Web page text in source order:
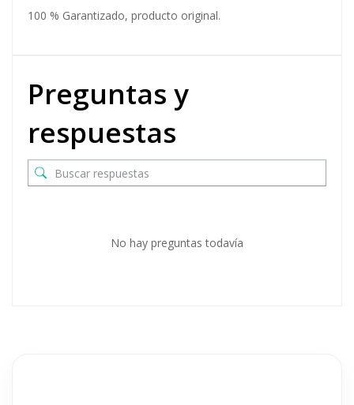
100 % Garantizado, producto original.
Preguntas y
respuestas
No hay preguntas todavía